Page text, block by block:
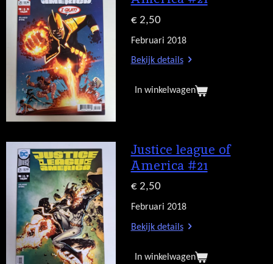
€ 2,50
Februari 2018
Bekijk details
In winkelwagen
Justice league of
America #21
€ 2,50
Februari 2018
Bekijk details
In winkelwagen